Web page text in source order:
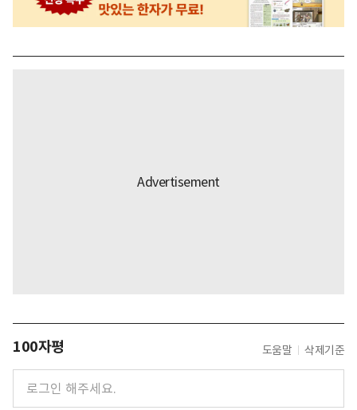
100자평 도움말 삭제기준